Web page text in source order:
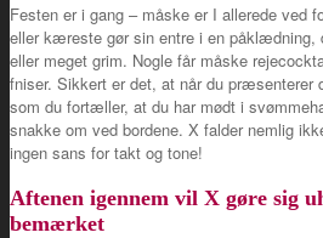
Festen er i gang – måske er I allerede ved
eller kæreste gør sin entre i en påklædning,
eller meget grim. Nogle får måske
fniser. Sikkert er det, at når du
som du fortæller, at du har mødt i
snakke om ved bordene. X falder nemlig
ingen sans for takt og tone!
Aftenen igennem vil X gøre sig
bemærket